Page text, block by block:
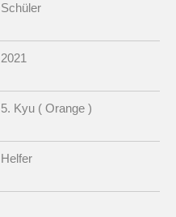
Schüler
2021
5. Kyu ( Orange )
Helfer